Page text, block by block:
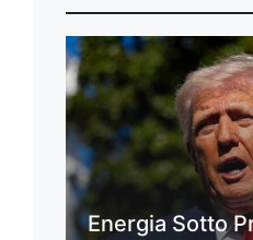
Energia Sotto